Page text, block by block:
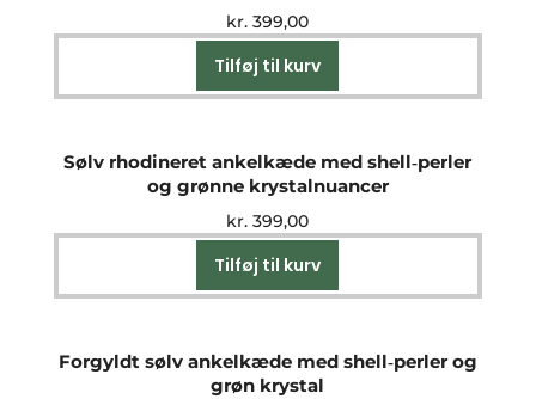
kr. 399,00
Tilføj til kurv
Sølv rhodineret ankelkæde med shell‑perler
og grønne krystalnuancer
kr. 399,00
Tilføj til kurv
Forgyldt sølv ankelkæde med shell‑perler og
grøn krystal